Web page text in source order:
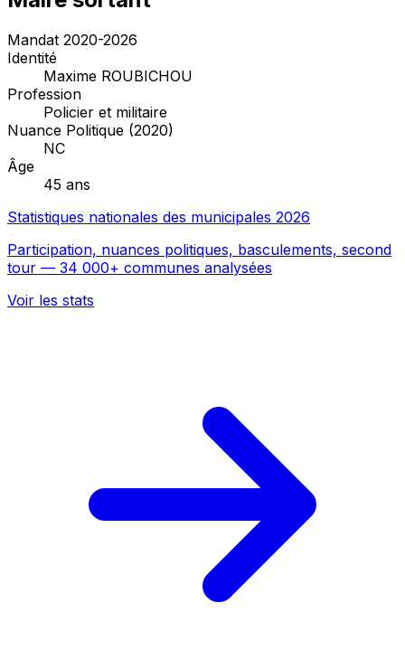
Mandat 2020-2026
Identité
Maxime ROUBICHOU
Profession
Policier et militaire
Nuance Politique (2020)
NC
Âge
45 ans
Statistiques nationales des municipales 2026
Participation, nuances politiques, basculements, second
tour — 34 000+ communes analysées
Voir les stats